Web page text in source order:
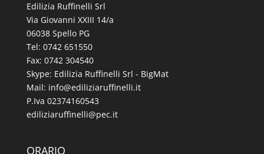
Edilizia Ruffinelli Srl
Via Giovanni XXIII 14/a
06038 Spello PG
Tel: 0742 651550
Fax: 0742 304540
Skype: Edilizia Ruffinelli Srl - BigMat
Mail:
ti.illeniffuraizilide
@ofni
P.Iva 02374160543
ti.cep
@illeniffuraizilide
ORARIO